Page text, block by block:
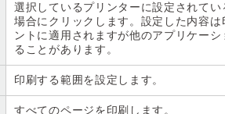
選択しているプリンターに設定されて
場合にクリックします。設定した内容
ントに適用されますが他のアプリケー
ることがあります。
印刷する範囲を設定します。
すべてのページを印刷します。